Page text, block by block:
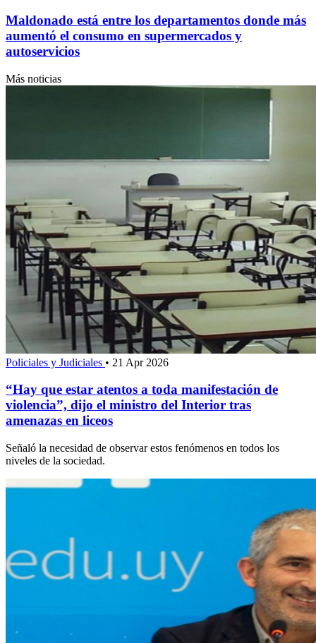
Maldonado está entre los departamentos donde más
aumentó el consumo en supermercados y
autoservicios
Más noticias
Policiales y Judiciales • 21 Apr 2026
“Hay que estar atentos a toda manifestación de
violencia”, dijo el ministro del Interior tras
amenazas en liceos
Señaló la necesidad de observar estos fenómenos en todos los
niveles de la sociedad.